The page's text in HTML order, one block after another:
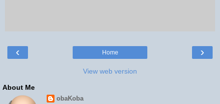
‹ ›
Home
View web version
About Me
obaKoba